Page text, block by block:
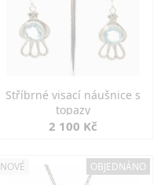
Stříbrné visací náušnice s
topazy
2 100 Kč
NOVÉ OBJEDNÁNO